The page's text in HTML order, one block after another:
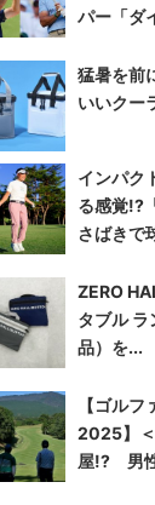
パー「ダ
猛暑を前
いいクー
インパク
る感覚!?
さばきで
ZERO
タブル
品）を...
【ゴル
2025】
屋!? 男